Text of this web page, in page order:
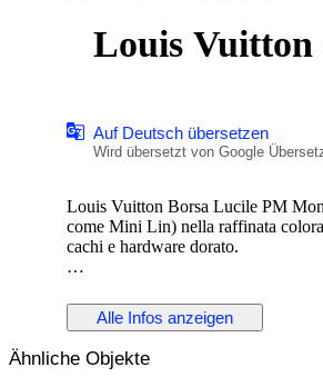
Louis Vuitton
Auf Deutsch übersetzen
Wird übersetzt von Google
Louis Vuitton Borsa Lucile PM
come Mini Lin) nella raffinata
cachi e hardware dorato.
caldo. Chiusura superiore con zip
Condizioni: Eccellenti, lievi segni di
Alle Infos anzeigen
Ähnliche Objekte